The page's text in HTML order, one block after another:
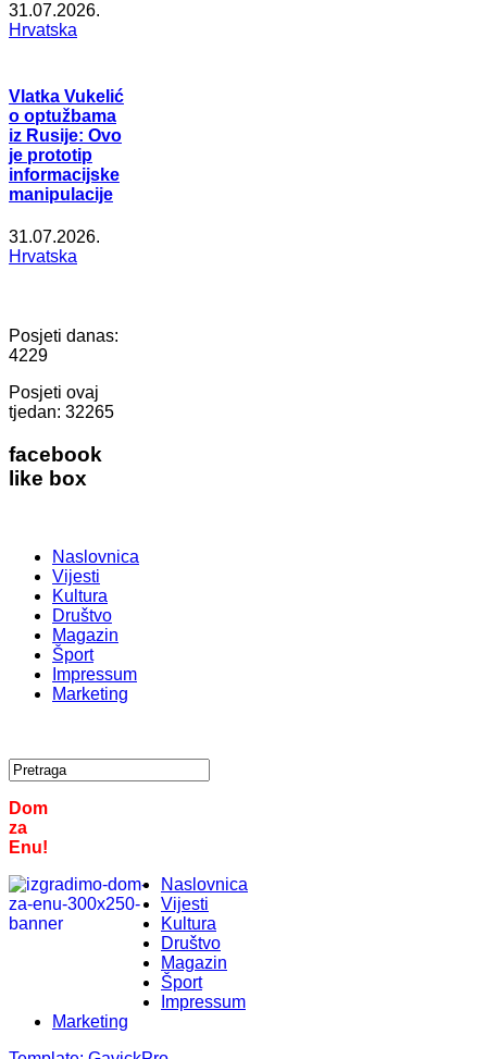
31.07.2026.
Hrvatska
Vlatka Vukelić
o optužbama
iz Rusije: Ovo
je prototip
informacijske
manipulacije
31.07.2026.
Hrvatska
Posjeti danas:
4229
Posjeti ovaj
tjedan: 32265
facebook
like box
Naslovnica
Vijesti
Kultura
Društvo
Magazin
Šport
Impressum
Marketing
Dom
za
Enu!
Naslovnica
Vijesti
Kultura
Društvo
Magazin
Šport
Impressum
Marketing